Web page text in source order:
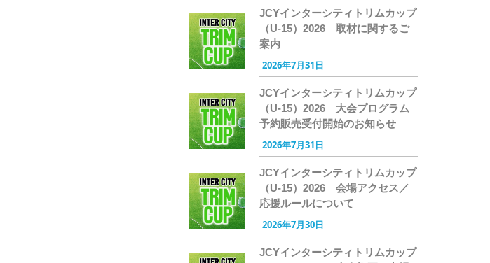
JCYインターシティトリムカップ
（U-15）2026 取材に関するご
案内
2026年7月31日
JCYインターシティトリムカップ
（U-15）2026 大会プログラム
予約販売受付開始のお知らせ
2026年7月31日
JCYインターシティトリムカップ
（U-15）2026 会場アクセス／
応援ルールについて
2026年7月30日
JCYインターシティトリムカップ